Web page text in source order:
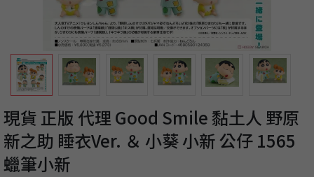
現貨 正版 代理 Good Smile 黏土人 野原
新之助 睡衣Ver. ＆ 小葵 小新 公仔 1565
蠟筆小新